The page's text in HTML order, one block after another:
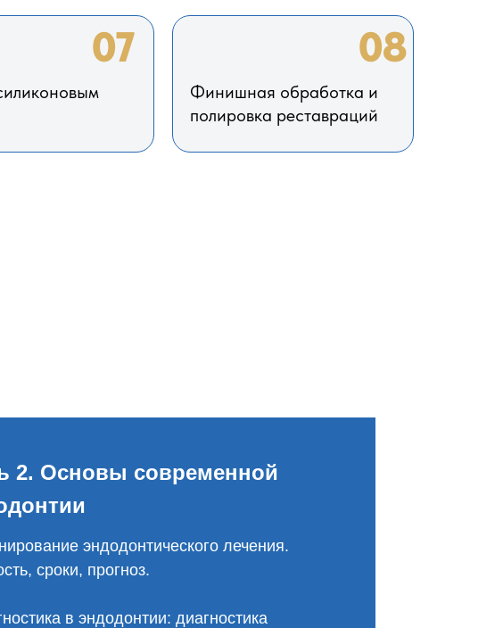
Финишная обработка и
полировка реставраций
07 08
эндодонтического лечения.
сроки, прогноз.
в эндодонтии: диагностика
2. Основы современной